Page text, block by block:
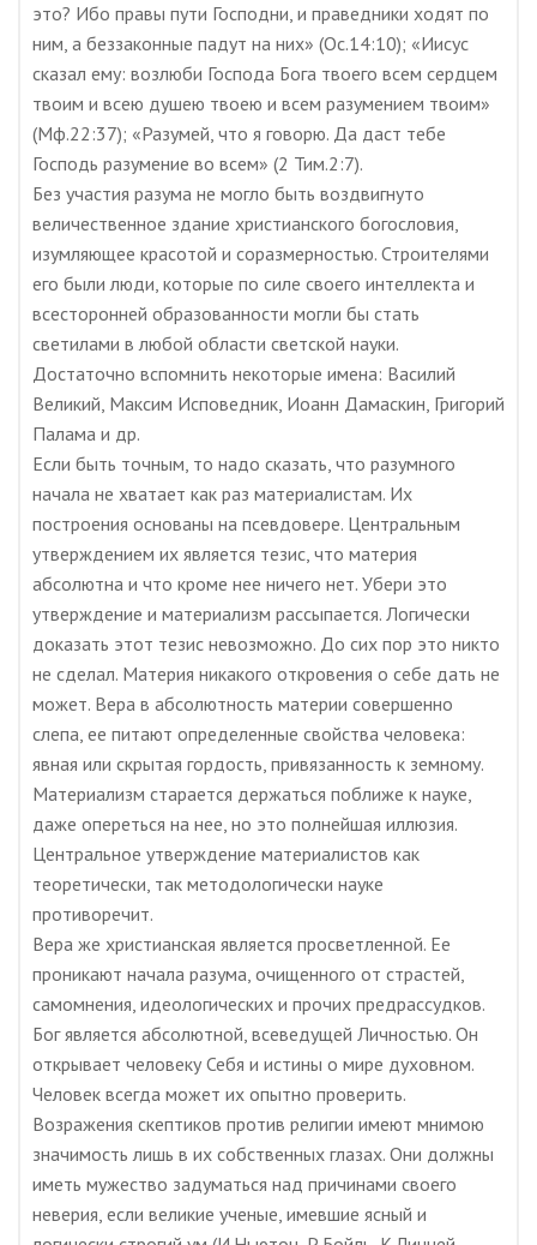
это? Ибо правы пути Господни, и праведники ходят по
ним, а беззаконные падут на них» (Ос.14:10); «Иисус
сказал ему: возлюби Господа Бога твоего всем сердцем
твоим и всею душею твоею и всем разумением твоим»
(Мф.22:37); «Разумей, что я говорю. Да даст тебе
Господь разумение во всем» (2 Тим.2:7).
Без участия разума не могло быть воздвигнуто
величественное здание христианского богословия,
изумляющее красотой и соразмерностью. Строителями
его были люди, которые по силе своего интеллекта и
всесторонней образованности могли бы стать
светилами в любой области светской науки.
Достаточно вспомнить некоторые имена: Василий
Великий, Максим Исповедник, Иоанн Дамаскин, Григорий
Палама и др.
Если быть точным, то надо сказать, что разумного
начала не хватает как раз материалистам. Их
построения основаны на псевдовере. Центральным
утверждением их является тезис, что материя
абсолютна и что кроме нее ничего нет. Убери это
утверждение и материализм рассыпается. Логически
доказать этот тезис невозможно. До сих пор это никто
не сделал. Материя никакого откровения о себе дать не
может. Вера в абсолютность материи совершенно
слепа, ее питают определенные свойства человека:
явная или скрытая гордость, привязанность к земному.
Материализм старается держаться поближе к науке,
даже опереться на нее, но это полнейшая иллюзия.
Центральное утверждение материалистов как
теоретически, так методологически науке
противоречит.
Вера же христианская является просветленной. Ее
проникают начала разума, очищенного от страстей,
самомнения, идеологических и прочих предрассудков.
Бог является абсолютной, всеведущей Личностью. Он
открывает человеку Себя и истины о мире духовном.
Человек всегда может их опытно проверить.
Возражения скептиков против религии имеют мнимою
значимость лишь в их собственных глазах. Они должны
иметь мужество задуматься над причинами своего
неверия, если великие ученые, имевшие ясный и